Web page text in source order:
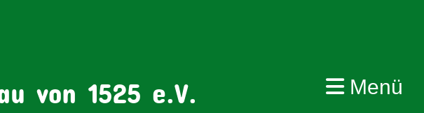
von 1525 e.V. Menü